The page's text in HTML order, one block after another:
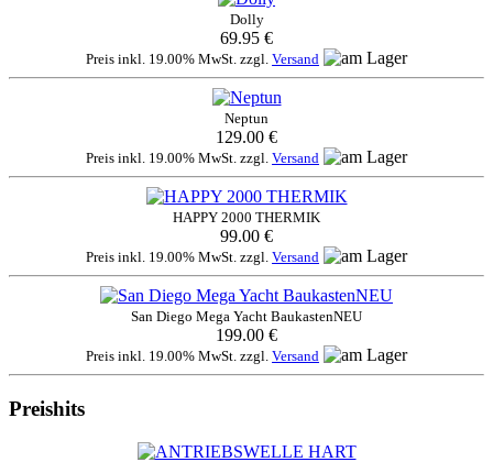
Dolly
69.95 €
Preis inkl. 19.00% MwSt. zzgl. Versand
Neptun
129.00 €
Preis inkl. 19.00% MwSt. zzgl. Versand
HAPPY 2000 THERMIK
99.00 €
Preis inkl. 19.00% MwSt. zzgl. Versand
San Diego Mega Yacht BaukastenNEU
199.00 €
Preis inkl. 19.00% MwSt. zzgl. Versand
Preishits